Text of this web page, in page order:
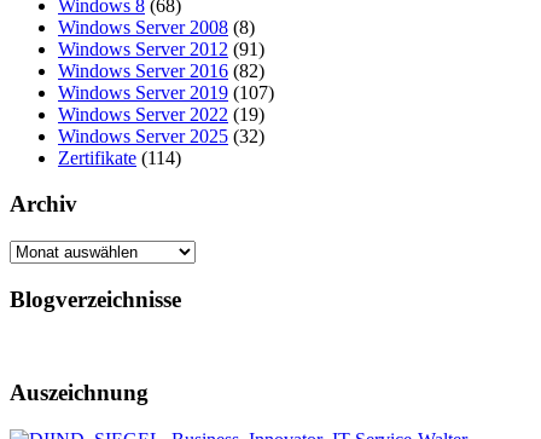
Windows 8 (68)
Windows Server 2008 (8)
Windows Server 2012 (91)
Windows Server 2016 (82)
Windows Server 2019 (107)
Windows Server 2022 (19)
Windows Server 2025 (32)
Zertifikate (114)
Archiv
Archiv
Blogverzeichnisse
Auszeichnung